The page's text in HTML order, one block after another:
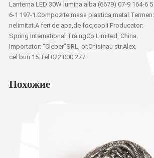
Lanterna LED 30W lumina alba (6679) 07-9 164-6 5
6-1 197-1.Compozite:masa plastica,metal.Termen:
nelimitat.A feri de apa,de foc,copii.Producator:
Spring International TraingCo Limited, China.
Importator: “Cleber”SRL, or.Chisinau str.Alex.
cel bun 15.Tel:022.000.277.
Похожие